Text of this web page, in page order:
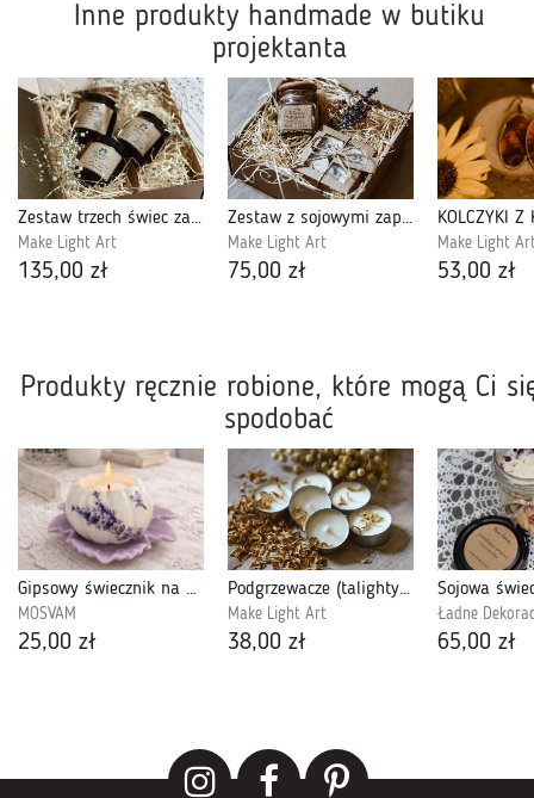
Inne produkty handmade w butiku
projektanta
Zestaw trzech świec zapachowych na prezent z drewnianym knotem o kwiatowym zapachu
Make Light Art
135,00 zł
Zestaw z sojowymi zapachowymi woskami do kominka o zapachu Lawendy
Make Light Art
75,00 zł
Make Light
53,00 zł
Produkty ręcznie robione, które mogą Ci
spodobać
Gipsowy świecznik na podstawce w stylu prowansalskim z lawendowym dekorem, ręcznie wykonany
MOSVAM
25,00 zł
Podgrzewacze (talighty) Cytrynowy zapach
Make Light Art
38,00 zł
Ładne
65,00 zł